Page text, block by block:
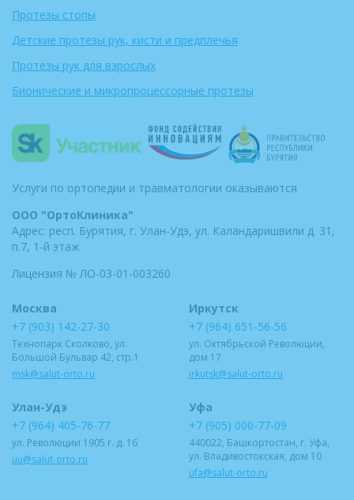
Протезы стопы
Детские протезы рук, кисти и предплечья
Протезы рук для взрослых
Бионические и микропроцессорные протезы
Услуги по ортопедии и травматологии оказываются
ООО "ОртоКлиника"
Адрес: респ. Бурятия, г. Улан-Удэ, ул. Каландаришвили д. 31,
п.7, 1-й этаж
Лицензия № ЛО-03-01-003260
Москва
+7 (903) 142-27-30
Технопарк Сколково, ул.
Большой Бульвар 42, стр.1
msk@salut-orto.ru
Иркутск
+7 (964) 651-56-56
ул. Октябрьской Революции,
дом 17
irkutsk@salut-orto.ru
Улан-Удэ
+7 (964) 405-76-77
ул. Революции 1905 г. д. 16
uu@salut-orto.ru
Уфа
+7 (905) 000-77-09
440022, Башкортостан, г. Уфа,
ул. Владивостокская, дом 10
ufa@salut-orto.ru